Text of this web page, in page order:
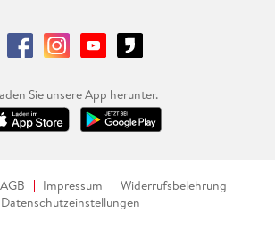
Sie unsere App herunter.
AGB Impressum
Widerrufsbelehrung
Datenschutzeinstellungen